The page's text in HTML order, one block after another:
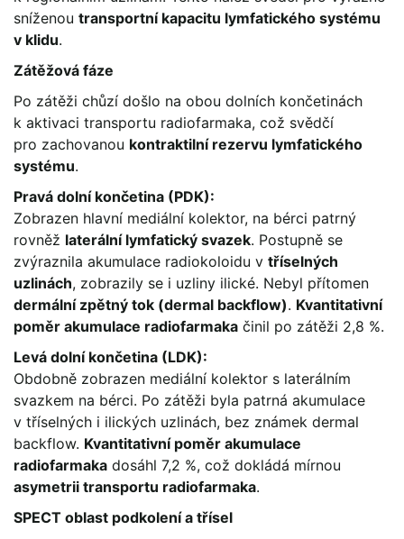
sníženou transportní kapacitu lymfatického systému
v klidu.
Zátěžová fáze
Po zátěži chůzí došlo na obou dolních končetinách
k aktivaci transportu radiofarmaka, což svědčí
pro zachovanou kontraktilní rezervu lymfatického
systému.
Pravá dolní končetina (PDK):
Zobrazen hlavní mediální kolektor, na bérci patrný
rovněž laterální lymfatický svazek. Postupně se
zvýraznila akumulace radiokoloidu v tříselných
uzlinách, zobrazily se i uzliny ilické. Nebyl přítomen
dermální zpětný tok (dermal backflow). Kvantitativní
poměr akumulace radiofarmaka činil po zátěži 2,8 %.
Levá dolní končetina (LDK):
Obdobně zobrazen mediální kolektor s laterálním
svazkem na bérci. Po zátěži byla patrná akumulace
v tříselných i ilických uzlinách, bez známek dermal
backflow. Kvantitativní poměr akumulace
radiofarmaka dosáhl 7,2 %, což dokládá mírnou
asymetrii transportu radiofarmaka.
SPECT oblast podkolení a třísel